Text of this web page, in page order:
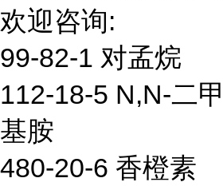
欢迎咨询:
99-82-1 对孟烷
112-18-5 N,N-二
基胺
480-20-6 香橙素